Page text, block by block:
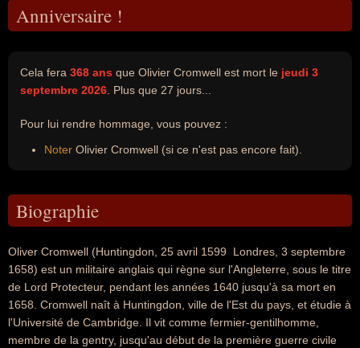
Anniversaire !
Cela fera 368 ans que Olivier Cromwell est mort le jeudi 3
septembre 2026 . Plus que 27 jours...
Pour lui rendre hommage, vous pouvez :
Noter Olivier Cromwell (si ce n'est pas encore fait).
Biographie
Oliver Cromwell (Huntingdon, 25 avril 1599  Londres, 3 septembre
1658) est un militaire anglais qui règne sur l'Angleterre, sous le titre
de Lord Protecteur, pendant les années 1640 jusqu'à sa mort en
1658. Cromwell naît à Huntingdon, ville de l'Est du pays, et étudie à
l'Université de Cambridge. Il vit comme fermier-gentilhomme,
membre de la gentry, jusqu'au début de la première guerre civile